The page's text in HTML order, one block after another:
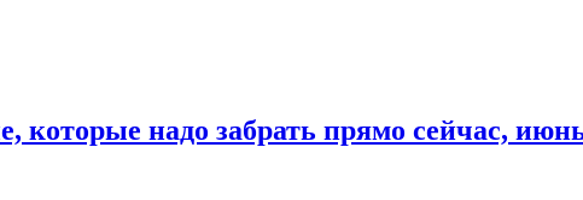
которые надо забрать прямо сейчас,